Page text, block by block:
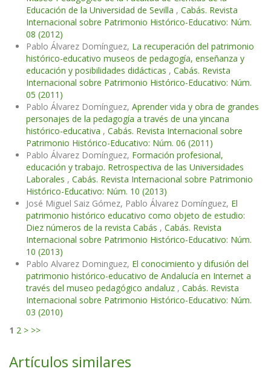
Educación de la Universidad de Sevilla , Cabás. Revista
Internacional sobre Patrimonio Histórico-Educativo: Núm.
08 (2012)
Pablo Álvarez Domínguez, La recuperación del patrimonio
histórico-educativo museos de pedagogía, enseñanza y
educación y posibilidades didácticas , Cabás. Revista
Internacional sobre Patrimonio Histórico-Educativo: Núm.
05 (2011)
Pablo Álvarez Domínguez, Aprender vida y obra de grandes
personajes de la pedagogía a través de una yincana
histórico-educativa , Cabás. Revista Internacional sobre
Patrimonio Histórico-Educativo: Núm. 06 (2011)
Pablo Álvarez Domínguez, Formación profesional,
educación y trabajo. Retrospectiva de las Universidades
Laborales , Cabás. Revista Internacional sobre Patrimonio
Histórico-Educativo: Núm. 10 (2013)
José Miguel Saiz Gómez, Pablo Álvarez Domínguez, El
patrimonio histórico educativo como objeto de estudio:
Diez números de la revista Cabás , Cabás. Revista
Internacional sobre Patrimonio Histórico-Educativo: Núm.
10 (2013)
Pablo Alvarez Dominguez, El conocimiento y difusión del
patrimonio histórico-educativo de Andalucía en Internet a
través del museo pedagógico andaluz , Cabás. Revista
Internacional sobre Patrimonio Histórico-Educativo: Núm.
03 (2010)
1 2 > >>
Artículos similares